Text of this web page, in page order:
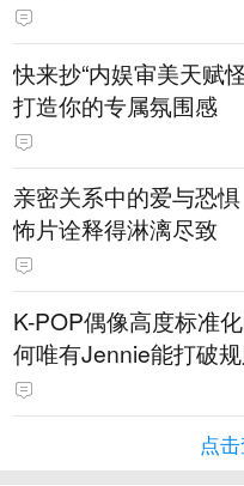
快来抄“内娱审美天赋
打造你的专属氛围感
亲密关系中的爱与恐
怖片诠释得淋漓尽致
K-POP偶像高度标准
何唯有Jennie能打破规
点